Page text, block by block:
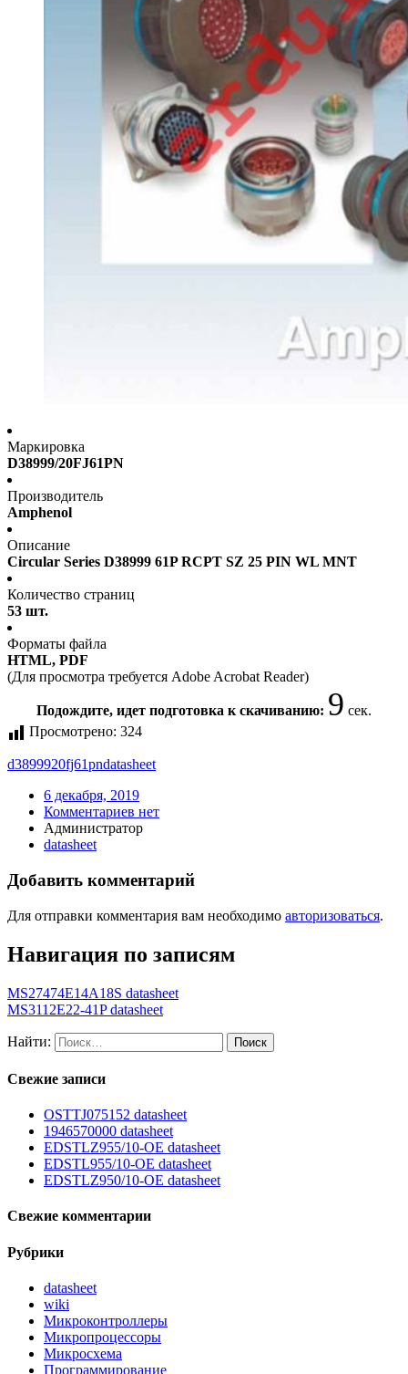
Маркировка
D38999/20FJ61PN
Производитель
Amphenol
Описание
Circular Series D38999 61P RCPT SZ 25 PIN WL MNT
Количество страниц
53 шт.
Форматы файла
HTML, PDF
(Для просмотра требуется Adobe Acrobat Reader)
Подождите, идет подготовка к скачиванию: 8 сек.
Просмотрено: 324
d3899920fj61pndatasheet
6 декабря, 2019
Комментариев нет
Администратор
datasheet
Добавить комментарий
Для отправки комментария вам необходимо авторизоваться.
Навигация по записям
MS27474E14A18S datasheet
MS3112E22-41P datasheet
Найти:
Свежие записи
OSTTJ075152 datasheet
1946570000 datasheet
EDSTLZ955/10-OE datasheet
EDSTL955/10-OE datasheet
EDSTLZ950/10-OE datasheet
Свежие комментарии
Рубрики
datasheet
wiki
Микроконтроллеры
Микропроцессоры
Микросхема
Программирование